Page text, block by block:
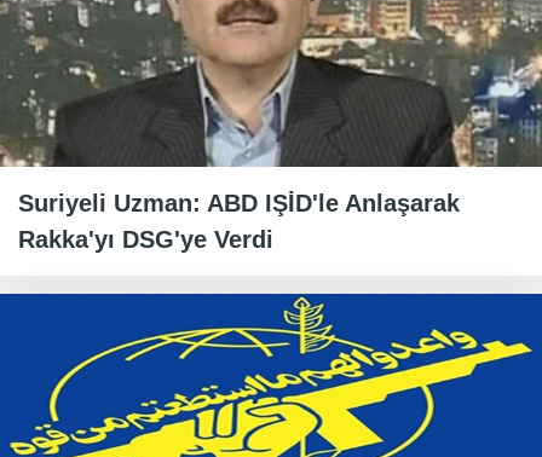
Suriyeli Uzman: ABD IŞİD'le Anlaşarak
Rakka'yı DSG'ye Verdi